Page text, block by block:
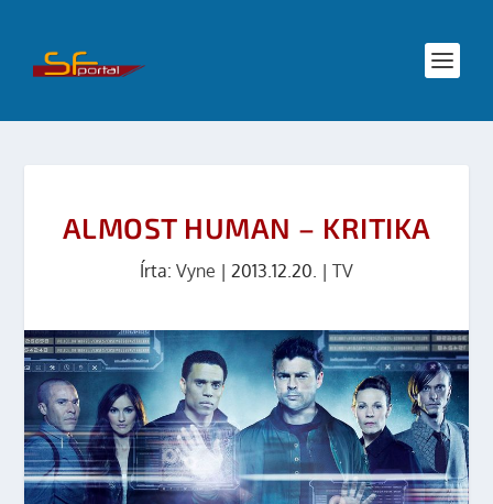
ALMOST HUMAN – KRITIKA
Írta: Vyne | 2013.12.20. | TV